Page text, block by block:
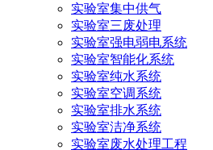
实验室集中供气
实验室三废处理
实验室强电弱电系统
实验室智能化系统
实验室纯水系统
实验室空调系统
实验室排水系统
实验室洁净系统
实验室废水处理工程